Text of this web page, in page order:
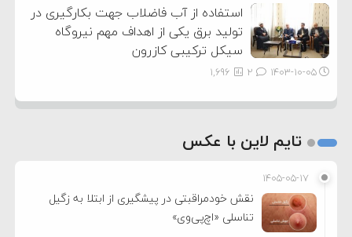
استفاده از آب فاضلاب جهت بکارگیری در
تولید برق یکی از اهداف مهم نیروگاه
سیکل ترکیبی کازرون
۱۴۰۳-۱۰-۰۵ 1,696
تایم لاین با عکس
۱۴۰۵-۰۵-۱۷
نقش خودمراقبتی در پیشگیری از ابتلا به زگیل
تناسلی «اچ‌پی‌وی»